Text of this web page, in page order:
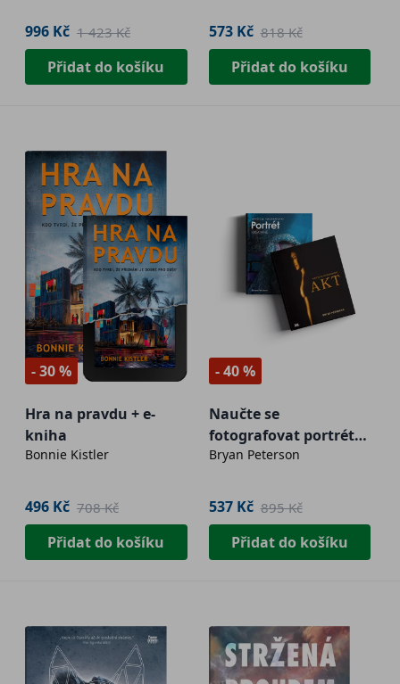
996 Kč 1 423 Kč
Přidat do košíku
573 Kč 818 Kč
Přidat do košíku
- 30 %
Hra na pravdu + e-
kniha
Bonnie Kistler
496 Kč 708 Kč
Přidat do košíku
- 40 %
Naučte se
fotografovat portrét
kreativně + Naučte se
Bryan Peterson
537 Kč 895 Kč
Přidat do košíku